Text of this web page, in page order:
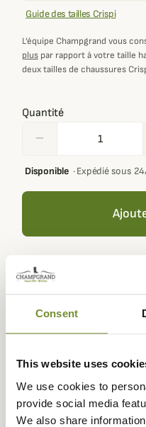
Consent
This website uses
We use cookies to
provide social media
We also share
Guide des tailles Crispi
L’équipe Champgrand vous
plus par rapport à votre taille
deux tailles de chaussures
Quantité
remove
Disponible·Expédié sous
Votre panier doit contenir
Expédié dans Échange ou
90 jours